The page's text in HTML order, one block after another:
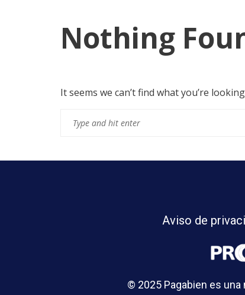
Nothing
It seems we can’t find what you’re
Aviso de
© 2025 Pagabien es una